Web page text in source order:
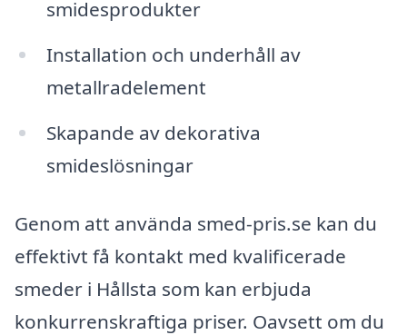
smidesprodukter
Installation och underhåll av
metallradelement
Skapande av dekorativa
smideslösningar
Genom att använda smed-pris.se kan du
effektivt få kontakt med kvalificerade
smeder i Hållsta som kan erbjuda
konkurrenskraftiga priser. Oavsett om du